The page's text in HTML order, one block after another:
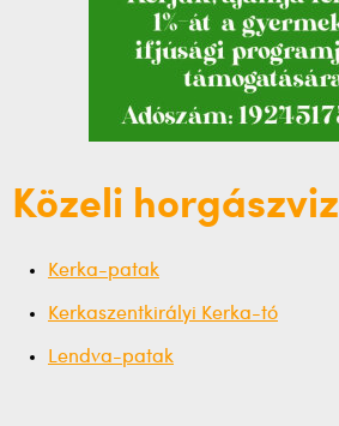
Közeli
Kerka-patak
Kerkaszentkirályi Kerka-tó
Lendva-patak